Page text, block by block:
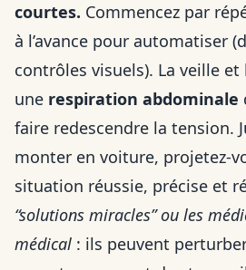
courtes. Commencez par
à l’avance pour automatiser
contrôles visuels). La veille
une respiration abdominale
faire redescendre la tension.
monter en voiture, projetez-
situation réussie, précise et
“solutions miracles” ou les
médical : ils peuvent